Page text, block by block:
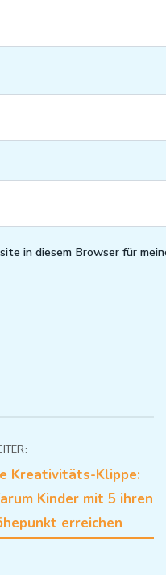
in diesem Browser für
Kreativitäts-Klippe:
Kinder mit 5 ihren
erreichen